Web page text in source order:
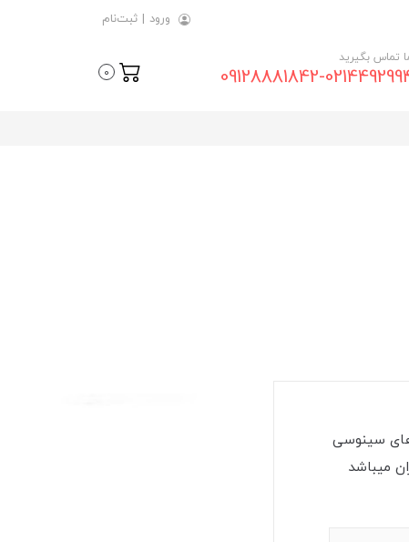
ورود | ثبت‌نام
تماس بگیرید
09128881842-
0
سینوسی
میباشد